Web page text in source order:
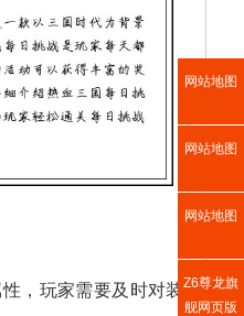
，玩家需要及时对装
网站地图
网站地图
网站地图
Z6尊龙旗
舰网页版